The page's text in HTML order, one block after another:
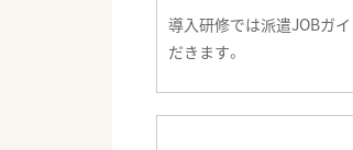
導入研修では派遣JOBガ
だきます。